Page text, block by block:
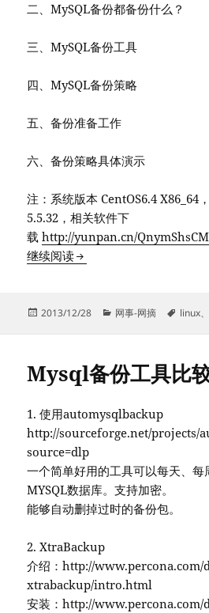
二、MySQL备份都备份什么？
三、MySQL备份工具
四、MySQL备份策略
五、备份准备工作
六、备份策略具体演示
注：系统版本 CentOS6.4 X86_64
5.5.32，相关软件下
载http://yunpan.cn/
继续阅读MySQL 备份与还原详解
发
2013/12/28
分
网事-网摘
标
linux、
Mysql备份工具比
1. 使用automysqlbackup
http://sourceforge.net/projects/
source=dlp
一个简单好用的工具可以每天、每
MYSQL数据库。支持加密。
能够自动删掉过时的备份包。
2. XtraBackup
介绍：http://www.percona.com/
xtrabackup/intro.html
安装：http://www.percona.com/